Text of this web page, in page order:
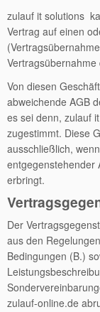
zulauf it solutions
Vertrag auf einen
Von diesen
abweichende AGB
es sei denn, zulauf
zugestimmt. Diese
ausschließlich,
entgegenstehender
erbringt.
Der
aus den
Bedingungen (B.)
zulauf-online.de